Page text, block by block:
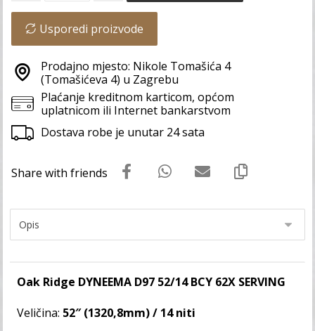
Usporedi proizvode
Prodajno mjesto: Nikole Tomašića 4
(Tomašićeva 4) u Zagrebu
Plaćanje kreditnom karticom, općom
uplatnicom ili Internet bankarstvom
Dostava robe je unutar 24 sata
Oak Ridge DYNEEMA D97 52/14 BCY 62X SERVING
Veličina: 52″ (1320,8mm) / 14 niti